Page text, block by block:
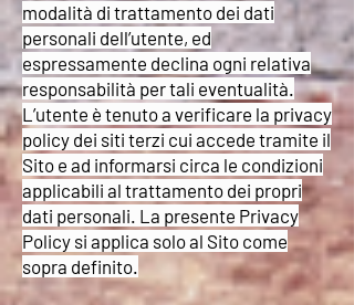
modalità di trattamento dei dati
personali dell’utente, ed
espressamente declina ogni relativa
responsabilità per tali eventualità.
L’utente è tenuto a verificare la privacy
policy dei siti terzi cui accede tramite il
Sito e ad informarsi circa le condizioni
applicabili al trattamento dei propri
dati personali. La presente Privacy
Policy si applica solo al Sito come
sopra definito.